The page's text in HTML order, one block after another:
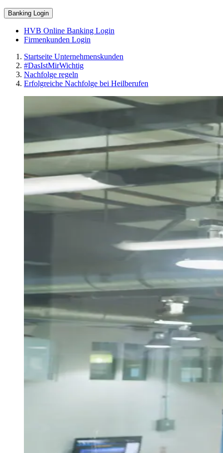
Banking Login
HVB Online Banking Login
Firmenkunden Login
Startseite Unternehmenskunden
#DasIstMirWichtig
Nachfolge regeln
Erfolgreiche Nachfolge bei Heilberufen